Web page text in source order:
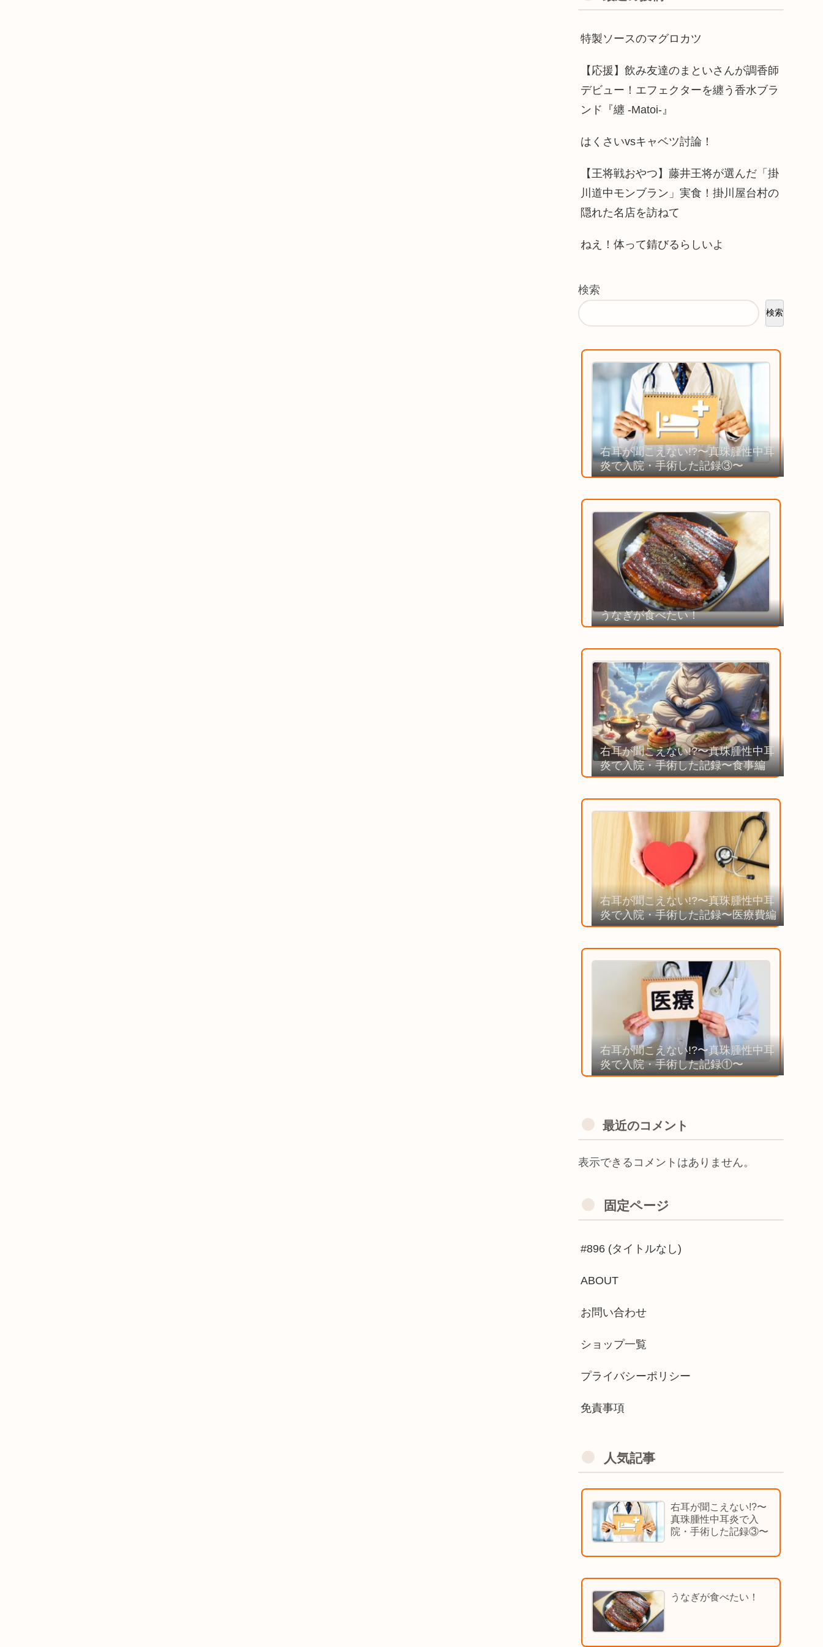
特製ソースのマグロカツ
【応援】飲み友達のまといさんが調香師
デビュー！エフェクターを纏う香水ブラ
ンド『纏 -Matoi-』
はくさいvsキャベツ討論！
【王将戦おやつ】藤井王将が選んだ「掛
川道中モンブラン」実食！掛川屋台村の
隠れた名店を訪ねて
ねえ！体って錆びるらしいよ
検索
検索
右耳が聞こえない!?〜真珠腫性中耳
炎で入院・手術した記録③〜
うなぎが食べたい！
右耳が聞こえない!?〜真珠腫性中耳
炎で入院・手術した記録〜食事編
右耳が聞こえない!?〜真珠腫性中耳
炎で入院・手術した記録〜医療費編
右耳が聞こえない!?〜真珠腫性中耳
炎で入院・手術した記録①〜
最近のコメント
表示できるコメントはありません。
固定ページ
#896 (タイトルなし)
ABOUT
お問い合わせ
ショップ一覧
プライバシーポリシー
免責事項
人気記事
右耳が聞こえない!?〜
真珠腫性中耳炎で入
院・手術した記録③〜
うなぎが食べたい！